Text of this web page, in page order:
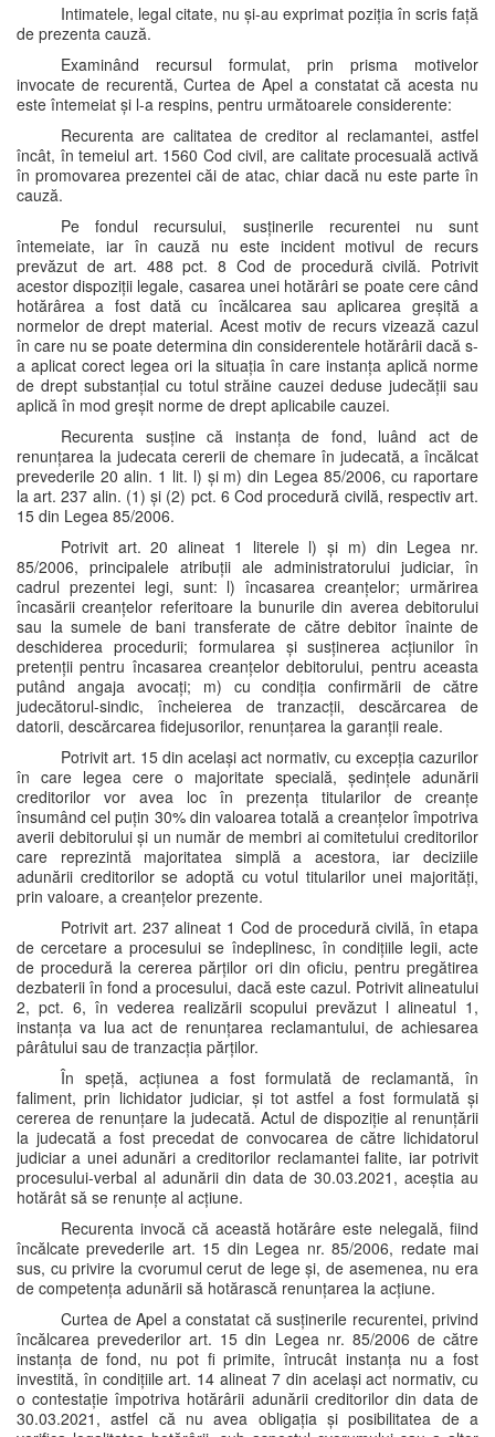
Intimatele, legal citate, nu și-au exprimat poziția în scris față
de prezenta cauză.
Examinând recursul formulat, prin prisma motivelor
invocate de recurentă, Curtea de Apel a constatat că acesta nu
este întemeiat și l-a respins, pentru următoarele considerente:
Recurenta are calitatea de creditor al reclamantei, astfel
încât, în temeiul art. 1560 Cod civil, are calitate procesuală activă
în promovarea prezentei căi de atac, chiar dacă nu este parte în
cauză.
Pe fondul recursului, susținerile recurentei nu sunt
întemeiate, iar în cauză nu este incident motivul de recurs
prevăzut de art. 488 pct. 8 Cod de procedură civilă. Potrivit
acestor dispoziții legale, casarea unei hotărâri se poate cere când
hotărârea a fost dată cu încălcarea sau aplicarea greșită a
normelor de drept material. Acest motiv de recurs vizează cazul
în care nu se poate determina din considerentele hotărârii dacă s-
a aplicat corect legea ori la situația în care instanța aplică norme
de drept substanțial cu totul străine cauzei deduse judecății sau
aplică în mod greșit norme de drept aplicabile cauzei.
Recurenta susține că instanța de fond, luând act de
renunțarea la judecata cererii de chemare în judecată, a încălcat
prevederile 20 alin. 1 lit. l) și m) din Legea 85/2006, cu raportare
la art. 237 alin. (1) și (2) pct. 6 Cod procedură civilă, respectiv art.
15 din Legea 85/2006.
Potrivit art. 20 alineat 1 literele l) și m) din Legea nr.
85/2006, principalele atribuții ale administratorului judiciar, în
cadrul prezentei legi, sunt: l) încasarea creanțelor; urmărirea
încasării creanțelor referitoare la bunurile din averea debitorului
sau la sumele de bani transferate de către debitor înainte de
deschiderea procedurii; formularea și susținerea acțiunilor în
pretenții pentru încasarea creanțelor debitorului, pentru aceasta
putând angaja avocați; m) cu condiția confirmării de către
judecătorul-sindic, încheierea de tranzacții, descărcarea de
datorii, descărcarea fidejusorilor, renunțarea la garanții reale.
Potrivit art. 15 din același act normativ, cu excepția cazurilor
în care legea cere o majoritate specială, ședințele adunării
creditorilor vor avea loc în prezența titularilor de creanțe
însumând cel puțin 30% din valoarea totală a creanțelor împotriva
averii debitorului și un număr de membri ai comitetului creditorilor
care reprezintă majoritatea simplă a acestora, iar deciziile
adunării creditorilor se adoptă cu votul titularilor unei majorități,
prin valoare, a creanțelor prezente.
Potrivit art. 237 alineat 1 Cod de procedură civilă, în etapa
de cercetare a procesului se îndeplinesc, în condițiile legii, acte
de procedură la cererea părților ori din oficiu, pentru pregătirea
dezbaterii în fond a procesului, dacă este cazul. Potrivit alineatului
2, pct. 6, în vederea realizării scopului prevăzut l alineatul 1,
instanța va lua act de renunțarea reclamantului, de achiesarea
pârâtului sau de tranzacția părților.
În speță, acțiunea a fost formulată de reclamantă, în
faliment, prin lichidator judiciar, și tot astfel a fost formulată și
cererea de renunțare la judecată. Actul de dispoziție al renunțării
la judecată a fost precedat de convocarea de către lichidatorul
judiciar a unei adunări a creditorilor reclamantei falite, iar potrivit
procesului-verbal al adunării din data de 30.03.2021, aceștia au
hotărât să se renunțe al acțiune.
Recurenta invocă că această hotărâre este nelegală, fiind
încălcate prevederile art. 15 din Legea nr. 85/2006, redate mai
sus, cu privire la cvorumul cerut de lege și, de asemenea, nu era
de competența adunării să hotărască renunțarea la acțiune.
Curtea de Apel a constatat că susținerile recurentei, privind
încălcarea prevederilor art. 15 din Legea nr. 85/2006 de către
instanța de fond, nu pot fi primite, întrucât instanța nu a fost
investită, în condițiile art. 14 alineat 7 din același act normativ, cu
o contestație împotriva hotărârii adunării creditorilor din data de
30.03.2021, astfel că nu avea obligația și posibilitatea de a